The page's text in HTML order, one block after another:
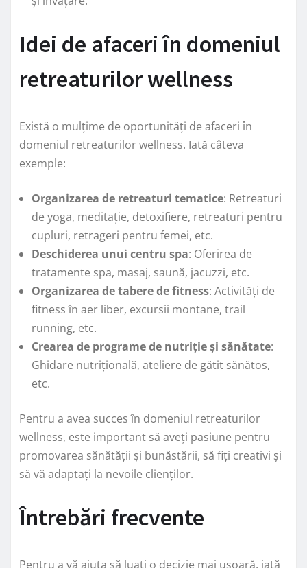
Idei de afaceri în domeniul
retreaturilor wellness
Există o mulțime de oportunități de afaceri în
domeniul retreaturilor wellness. Iată câteva
exemple:
Organizarea de retreaturi tematice: Retreaturi
de yoga, meditație, detoxifiere, retreaturi pentru
cupluri, retrageri pentru femei, etc.
Deschiderea unui centru spa: Oferirea de
tratamente spa, masaj, saună, jacuzzi, etc.
Organizarea de tabere de fitness: Activități de
fitness în aer liber, excursii montane, trail
running, etc.
Crearea de programe de nutriție și sănătate:
Ghidare nutrițională, ateliere de gătit sănătos,
etc.
Pentru a avea succes în domeniul retreaturilor
wellness, este important să aveți pasiune pentru
promovarea sănătății și bunăstării, să fiți creativi și
să vă adaptați la nevoile clienților.
Întrebări frecvente
Pentru a vă ajuta să luați o decizie mai ușoară, iată